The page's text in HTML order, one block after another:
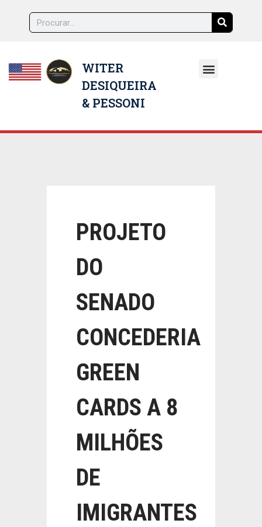
WITER
DESIQUEIRA
& PESSONI
PROJETO
DO
SENADO
CONCEDERIA
GREEN
CARDS A 8
MILHÕES
DE
IMIGRANTES